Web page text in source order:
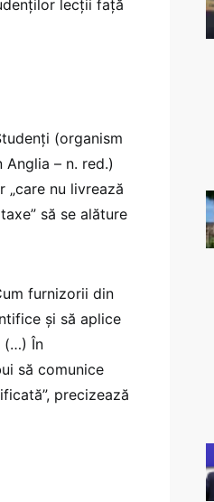
lecții față
(organism
– n. red.)
„care nu livrează
să se alăture
furnizorii din
și să aplice
(…) În
să comunice
precizează